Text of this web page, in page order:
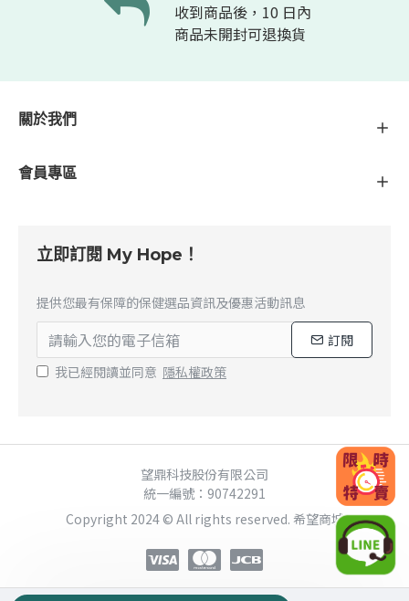
收到商品後，10 日內
商品未開封可退換貨
關於我們
會員專區
立即訂閱 My Hope！
提供您最有保障的保健選品資訊及優惠活動訊息
訂閱
我已經閱讀並同意 隱私權政策
望鼎科技股份有限公司
統一編號：90742291
Copyright 2024 © All rights reserved. 希望商城